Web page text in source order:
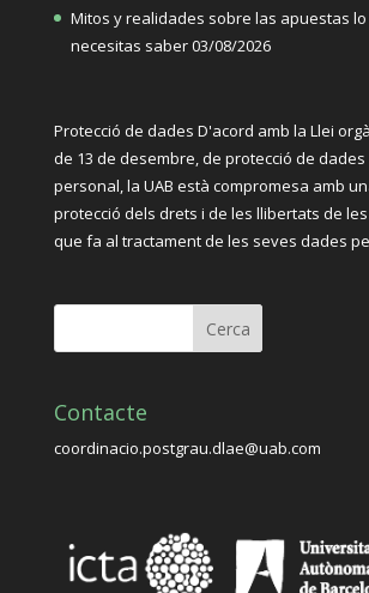
Mitos y realidades sobre las apuestas
necesitas saber03/08/2026
Protecció de dades D'acord amb la Llei
de 13 de desembre, de protecció de
personal, la UAB està compromesa amb
protecció dels drets i de les llibertats de
que fa al tractament de les seves dades
Contacte
coordinacio.postgrau.dlae@uab.com